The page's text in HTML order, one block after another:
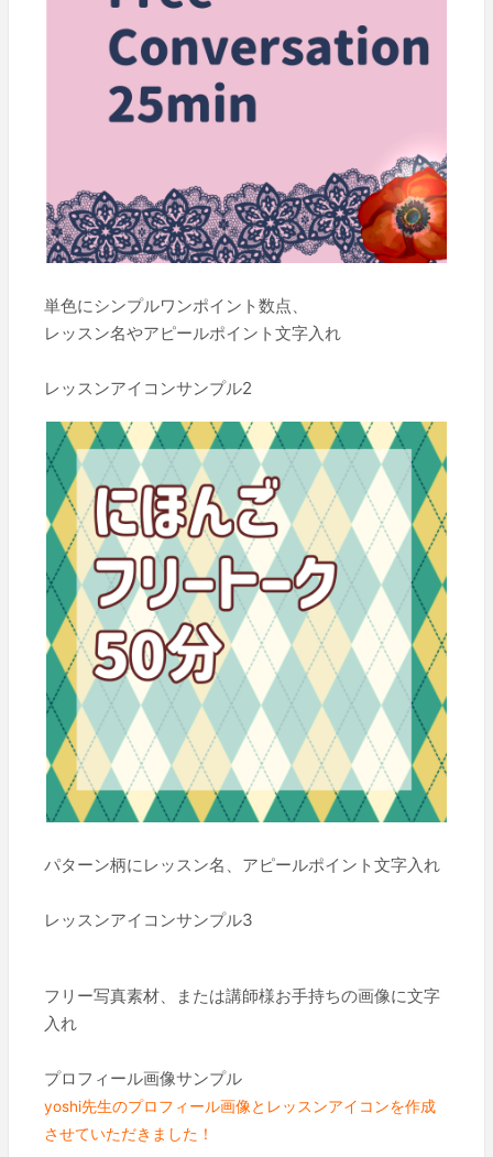
単色にシンプルワンポイント数点、
レッスン名やアピールポイント文字入れ
レッスンアイコンサンプル2
パターン柄にレッスン名、アピールポイント文字入れ
レッスンアイコンサンプル3
フリー写真素材、または講師様お手持ちの画像に文字
入れ
プロフィール画像サンプル
yoshi先生のプロフィール画像とレッスンアイコンを作成
させていただきました！